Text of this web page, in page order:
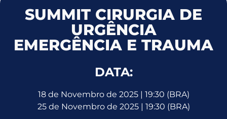
SUMMIT CIRURGIA DE
URGÊNCIA
EMERGÊNCIA E TRAUMA
DATA:
18 de Novembro de 2025 | 19:30 (BRA)
25 de Novembro de 2025 | 19:30 (BRA)